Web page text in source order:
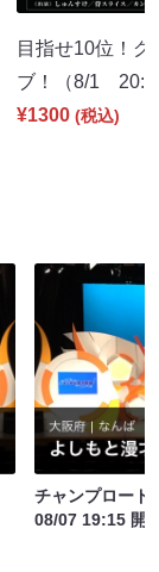
目指せ10位！
ブ！（8/1
¥1300 (税込)
チャンプロード
08/07 19:15 開